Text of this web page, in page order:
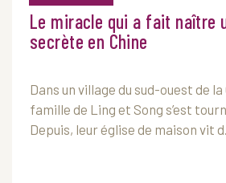
Le miracle qui a fait naître
secrète en Chine
Dans un village du sud-ouest de la
famille de Ling et Song s’est
Depuis, leur église de maison vit d...